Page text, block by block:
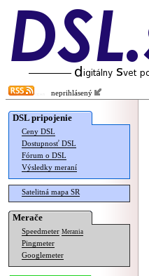
neprihlásený
DSL pripojenie
Ceny DSL
Dostupnosť DSL
Fórum o DSL
Výsledky meraní
Satelitná mapa SR
Merače
Speedmeter Merania
Pingmeter
Googlemeter